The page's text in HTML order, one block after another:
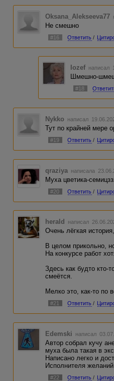
Oksana_Alekseeva77
Не смешно
#16 Ответить /
Iozef написал
Шмешно-
#18
Nykko написал
Тут по крайней мере
#19 Ответить /
qraziya написала
Муха цветика-
#20 Ответить /
herald написал
Очень лёгкая
В целом прикольно,
На конкурсе работ
Здесь как будто кто-
смеётся.
Мелко это, как-то по
#21 Ответить /
Edemski написал
Автор собрал кучу
муха была такая в
Написано легко и
Исполнителя
#22 Ответить /